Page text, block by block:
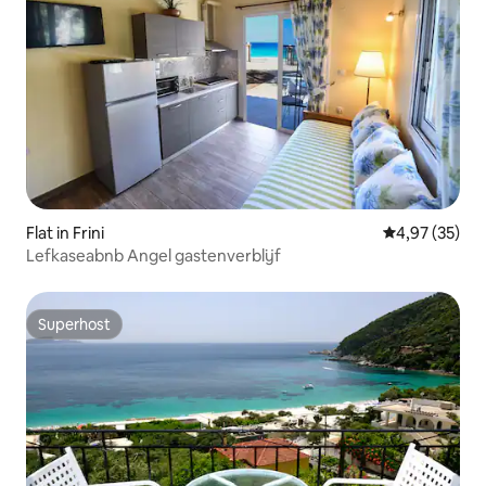
Flat in Frini Gemiddelde
4,97 (35)
Lefkaseabnb Angel gastenverblijf
Superhost
Superhost